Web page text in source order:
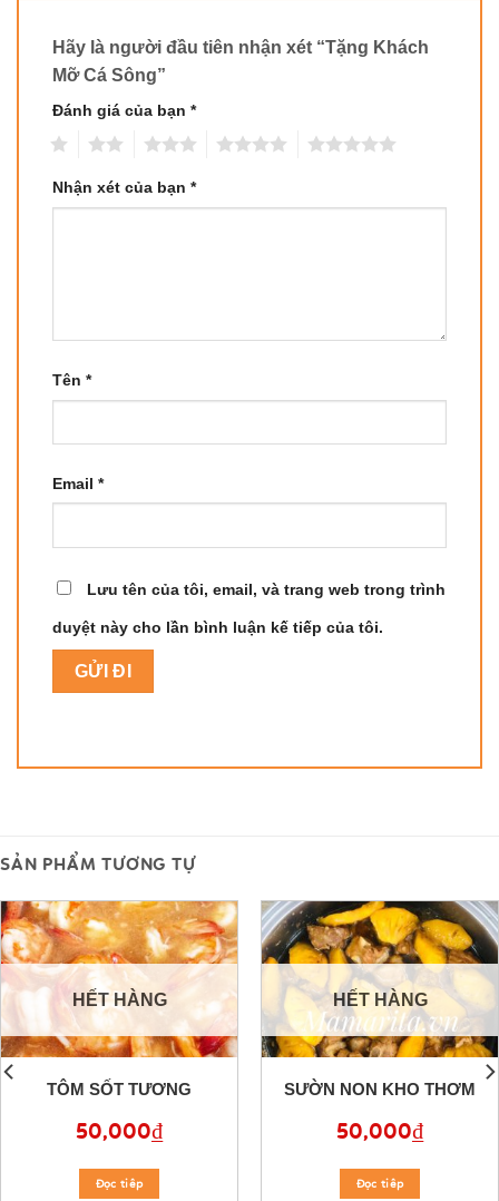
Hãy là người đầu tiên nhận xét “Tặng Khách
Mỡ Cá Sông”
Đánh giá của bạn *
Nhận xét của bạn *
Tên *
Email *
Lưu tên của tôi, email, và trang web trong trình
duyệt này cho lần bình luận kế tiếp của tôi.
SẢN PHẨM TƯƠNG TỰ
HẾT HÀNG
TÔM SỐT TƯƠNG
50,000₫
Đọc tiêp
HẾT HÀNG
SƯỜN NON KHO THƠM
50,000₫
Đọc tiêp